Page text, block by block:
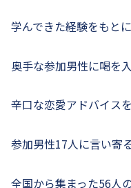
学んできた経験をもとに
奥手な参加男性に喝を
辛口な恋愛アドバイス
参加男性17人に言い寄
全国から集まった56人